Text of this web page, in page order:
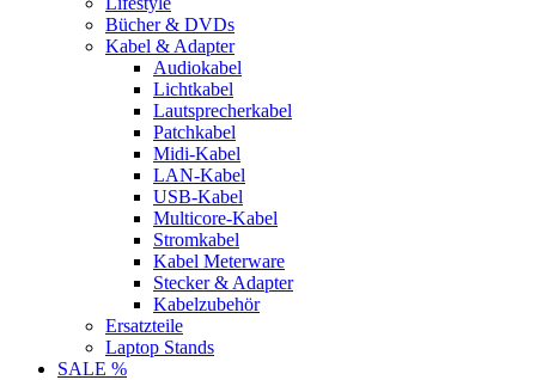
Bücher & DVDs
Kabel & Adapter
Audiokabel
Lichtkabel
Lautsprecherkabel
Patchkabel
Midi-Kabel
LAN-Kabel
USB-Kabel
Multicore-Kabel
Stromkabel
Kabel Meterware
Stecker & Adapter
Kabelzubehör
Ersatzteile
Laptop Stands
SALE %